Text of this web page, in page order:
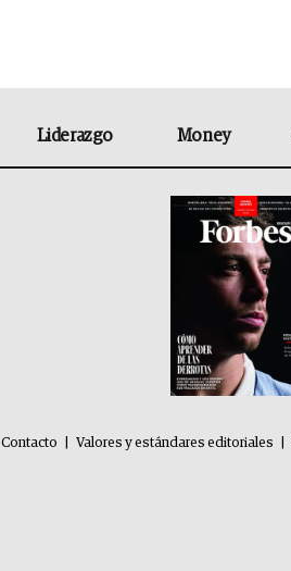
Liderazgo Money
Contacto Valores y estándares editoriales